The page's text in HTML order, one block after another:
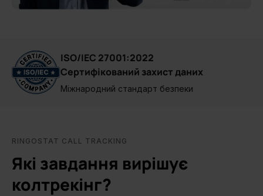
ISO/IEC 27001:2022
Сертифікований захист даних
Міжнародний стандарт безпеки
RINGOSTAT CALL TRACKING
Які завдання вирішує
колтрекінг?